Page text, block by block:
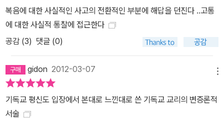
복음에 대한 사실적인 사고의 전환적인 부분에 해답을 던진다 ..고통
에 대한 사실적 통찰에 접근한다
공감 (3) 댓글 (0)
gidon 2012-03-07
기독교 평신도 입장에서 본대로 느낀대로 쓴 기독교 교리의 변증론적
서술